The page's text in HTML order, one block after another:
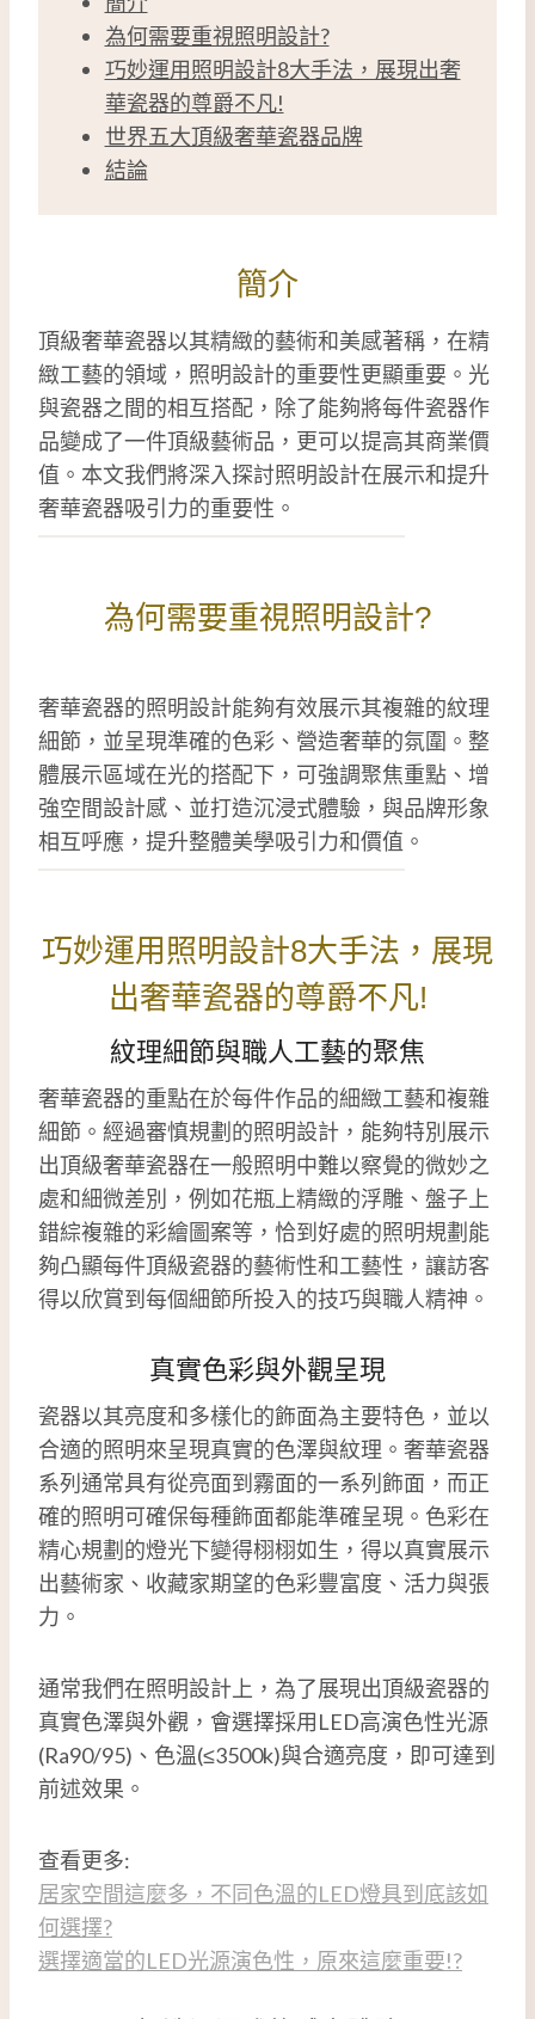
為何需要重視照明設計?
巧妙運用照明設計8大手法，展現出奢
華瓷器的尊爵不凡!
世界五大頂級奢華瓷器品牌
結論
簡介
頂級奢華瓷器以其精緻的藝術和美感著稱，在精
緻工藝的領域，照明設計的重要性更顯重要。光
與瓷器之間的相互搭配，除了能夠將每件瓷器作
品變成了一件頂級藝術品，更可以提高其商業價
值。本文我們將深入探討照明設計在展示和提升
奢華瓷器吸引力的重要性。
為何需要重視照明設計?
奢華瓷器的照明設計能夠有效展示其複雜的紋理
細節，並呈現準確的色彩、營造奢華的氛圍。整
體展示區域在光的搭配下，可強調聚焦重點、增
強空間設計感、並打造沉浸式體驗，與品牌形象
相互呼應，提升整體美學吸引力和價值。
巧妙運用照明設計8大手法，展現
出奢華瓷器的尊爵不凡!
紋理細節與職人工藝的聚焦
奢華瓷器的重點在於每件作品的細緻工藝和複雜
細節。經過審慎規劃的照明設計，能夠特別展示
出頂級奢華瓷器在一般照明中難以察覺的微妙之
處和細微差別，例如花瓶上精緻的浮雕、盤子上
錯綜複雜的彩繪圖案等，恰到好處的照明規劃能
夠凸顯每件頂級瓷器的藝術性和工藝性，讓訪客
得以欣賞到每個細節所投入的技巧與職人精神。
真實色彩與外觀呈現
瓷器以其亮度和多樣化的飾面為主要特色，並以
合適的照明來呈現真實的色澤與紋理。奢華瓷器
系列通常具有從亮面到霧面的一系列飾面，而正
確的照明可確保每種飾面都能準確呈現。色彩在
精心規劃的燈光下變得栩栩如生，得以真實展示
出藝術家、收藏家期望的色彩豐富度、活力與張
力。
通常我們在照明設計上，為了展現出頂級瓷器的
真實色澤與外觀，會選擇採用LED高演色性光源
(Ra90/95)、色溫(≤3500k)與合適亮度，即可達到
前述效果。
查看更多:
居家空間這麼多，不同色溫的LED燈具到底該如
何選擇?
選擇適當的LED光源演色性，原來這麼重要!?